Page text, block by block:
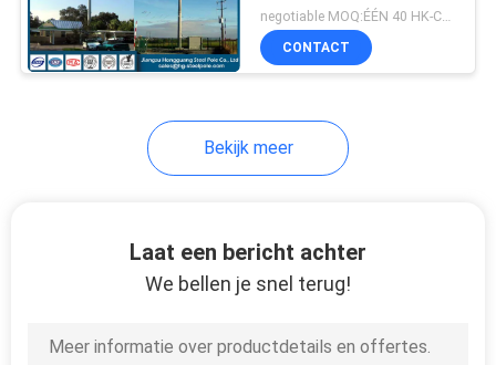
Straat lichtmasten
Beklimmen Ladders
negotiable MOQ:ÉÉN 40 HK-CONTAINER
CONTACT
Bekijk meer
Laat een bericht achter
We bellen je snel terug!